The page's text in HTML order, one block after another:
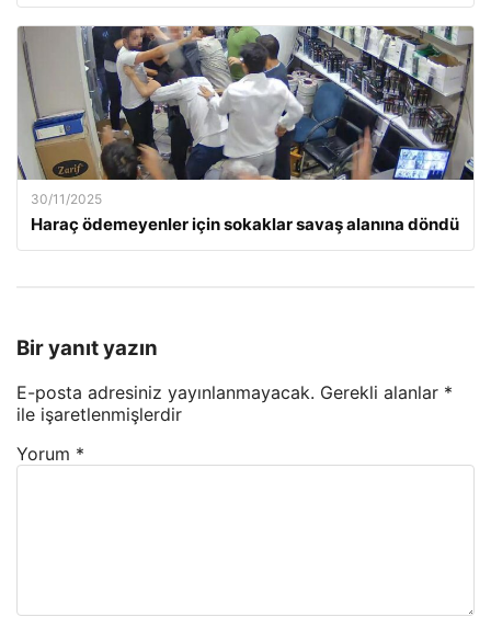
30/11/2025
Haraç ödemeyenler için sokaklar savaş alanına döndü
Bir yanıt yazın
E-posta adresiniz yayınlanmayacak. Gerekli alanlar *
ile işaretlenmişlerdir
Yorum *